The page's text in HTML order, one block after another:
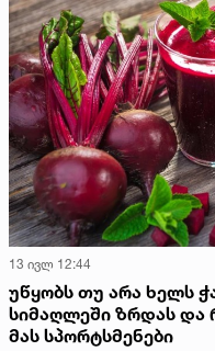
13 ივლ 12:44
უწყობს თუ არა ხელს
სიმაღლეში ზრდას და
მას სპორტსმენები